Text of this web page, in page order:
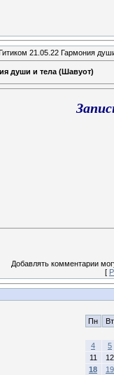
21.05.22 Гармония
души и тела (Шавуот)
Добавлять комментарии
[
Пн Вт
4
5
11
12
18
19